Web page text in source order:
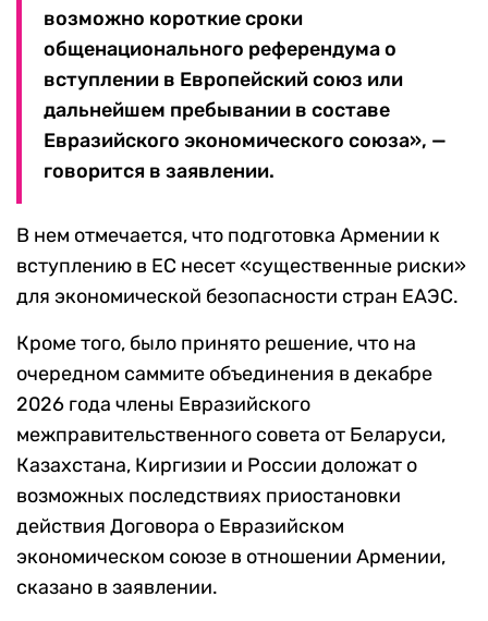
возможно короткие сроки
общенационального референдума о
вступлении в Европейский союз или
дальнейшем пребывании в составе
Евразийского экономического союза», —
говорится в заявлении.
В нем отмечается, что подготовка Армении к
вступлению в ЕС несет «существенные риски»
для экономической безопасности стран ЕАЭС.
Кроме того, было принято решение, что на
очередном саммите объединения в декабре
2026 года члены Евразийского
межправительственного совета от Беларуси,
Казахстана, Киргизии и России доложат о
возможных последствиях приостановки
действия Договора о Евразийском
экономическом союзе в отношении Армении,
сказано в заявлении.